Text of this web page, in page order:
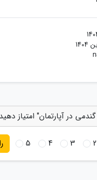
در آپارتمان" امتیاز دهید
2
3
4
5